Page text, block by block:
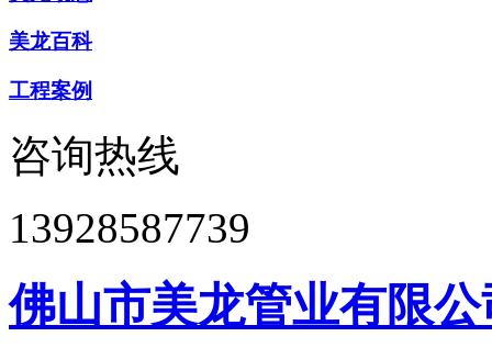
美龙百科
工程案例
咨询热线
13928587739
佛山市美龙管业有限公